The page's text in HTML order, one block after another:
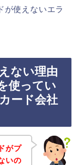
が使えないエラ
ない理由
使ってい
ード会社
がプ
いの